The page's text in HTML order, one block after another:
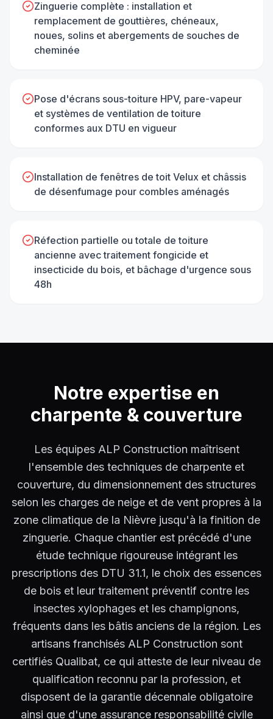
Zinguerie complète : installation et
remplacement de gouttières, chéneaux,
noues, solins et abergements de souches de
cheminée
Pose d'écrans sous-toiture HPV, pare-vapeur
et systèmes de ventilation de toiture
conformes aux DTU en vigueur
Installation de fenêtres de toit Velux et châssis
de désenfumage pour combles aménagés
Réfection partielle ou totale de toiture
ancienne avec traitement fongicide et
insecticide du bois, et bâchage d'urgence sous
48h
Notre expertise en
charpente & couverture
Les équipes ALP Construction maîtrisent
l'ensemble des techniques de charpente et
couverture, du dimensionnement des structures
selon les charges de neige et de vent propres à la
zone climatique de la Nièvre jusqu'à la finition de
zinguerie. Chaque chantier est précédé d'une
étude technique rigoureuse intégrant les
prescriptions des DTU 31.1, le choix des essences
de bois et leur traitement préventif contre les
insectes xylophages et les champignons,
fréquents dans les bâtis anciens de la région. Les
artisans franchisés ALP Construction sont
certifiés Qualibat, ce qui atteste de leur niveau de
qualification reconnu par la profession, et
disposent de la garantie décennale obligatoire
ainsi que d'une assurance responsabilité civile